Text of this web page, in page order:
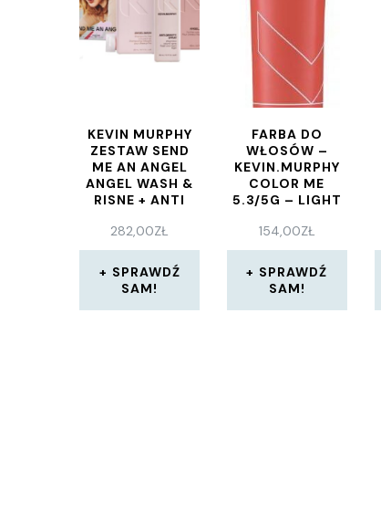
KEVIN MURPHY
ZESTAW SEND
ME AN ANGEL
ANGEL WASH &
RISNE + ANTI
282,00ZŁ
SPRAWDŹ
SAM!
FARBA DO
WŁOSÓW –
KEVIN.MURPHY
COLOR ME
5.3/5G – LIGHT
154,00ZŁ
SPRAWDŹ
SAM!